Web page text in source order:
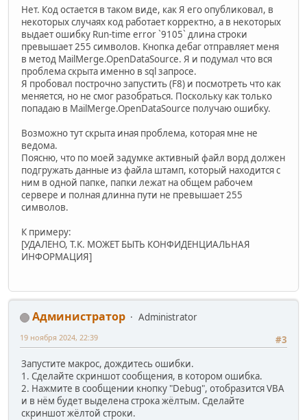
Нет. Код остается в таком виде, как Я его опубликовал, в
некоторых случаях код работает корректно, а в некоторых
выдает ошибку Run-time error `9105` длина строки
превышает 255 символов. Кнопка дебаг отправляет меня
в метод MailMerge.OpenDataSource. Я и подумал что вся
проблема скрыта именно в sql запросе.
Я пробовал построчно запустить (F8) и посмотреть что как
меняется, но не смог разобраться. Поскольку как только
попадаю в MailMerge.OpenDataSource получаю ошибку.
Возможно тут скрыта иная проблема, которая мне не
ведома.
Поясню, что по моей задумке активный файл ворд должен
подгружать данные из файла штамп, который находится с
ним в одной папке, папки лежат на общем рабочем
сервере и полная длинна пути не превышает 255
символов.
К примеру:
[УДАЛЕНО, Т.К. МОЖЕТ БЫТЬ КОНФИДЕНЦИАЛЬНАЯ
ИНФОРМАЦИЯ]
Администратор
Administrator
#3
19 ноября 2024, 22:39
Запустите макрос, дождитесь ошибки.
1. Сделайте скриншот сообщения, в котором ошибка.
2. Нажмите в сообщении кнопку "Debug", отобразится VBA
и в нём будет выделена строка жёлтым. Сделайте
скриншот жёлтой строки.